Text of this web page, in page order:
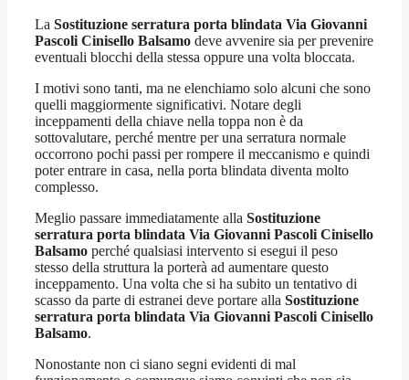
La Sostituzione serratura porta blindata Via Giovanni
Pascoli Cinisello Balsamo deve avvenire sia per prevenire
eventuali blocchi della stessa oppure una volta bloccata.
I motivi sono tanti, ma ne elenchiamo solo alcuni che sono
quelli maggiormente significativi. Notare degli
inceppamenti della chiave nella toppa non è da
sottovalutare, perché mentre per una serratura normale
occorrono pochi passi per rompere il meccanismo e quindi
poter entrare in casa, nella porta blindata diventa molto
complesso.
Meglio passare immediatamente alla Sostituzione
serratura porta blindata Via Giovanni Pascoli Cinisello
Balsamo perché qualsiasi intervento si esegui il peso
stesso della struttura la porterà ad aumentare questo
inceppamento. Una volta che si ha subito un tentativo di
scasso da parte di estranei deve portare alla Sostituzione
serratura porta blindata Via Giovanni Pascoli Cinisello
Balsamo.
Nonostante non ci siano segni evidenti di mal